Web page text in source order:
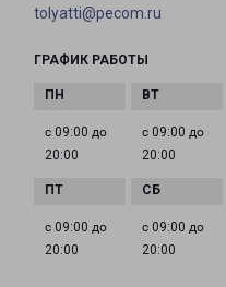
tolyatti@pecom.ru
ГРАФИК РАБОТЫ
с 09:00 до
20:00
с 09:00 до
20:00
с 09:00 до
20:00
с 09:00 до
20:00